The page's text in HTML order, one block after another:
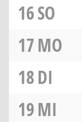
16SO
17MO
18DI
19MI